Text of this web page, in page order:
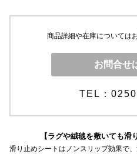
商品詳細や在庫については
お問合せ
TEL：
【ラグや絨毯を敷いても滑
滑り止めシートはノンスリップ効果で